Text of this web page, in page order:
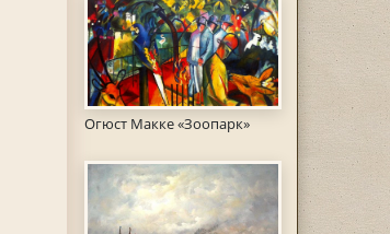
Огюст Макке «Зоопарк»